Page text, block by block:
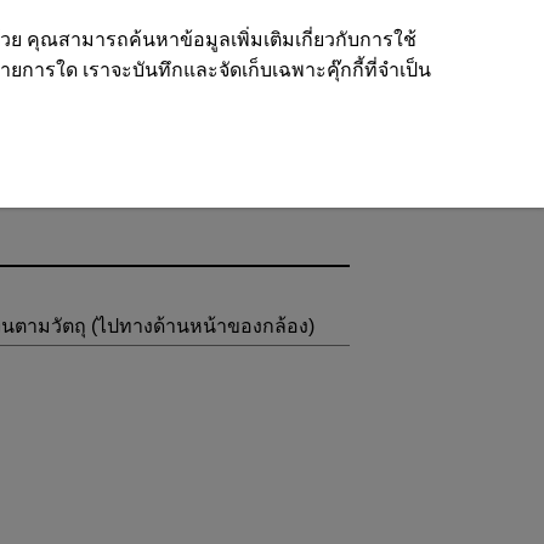
ามวัตถุ (ไปทางด้านหน้าของกล้อง)
ย คุณสามารถค้นหาข้อมูลเพิ่มเติมเกี่ยวกับการใช้
ยการใด เราจะบันทึกและจัดเก็บเฉพาะคุ๊กกี้ที่จำเป็น